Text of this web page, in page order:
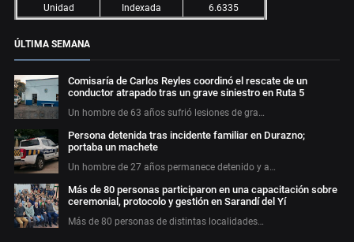
Unidad
Indexada 6.6335
ÚLTIMA SEMANA
Comisaría de Carlos Reyles coordinó el rescate de un
conductor atrapado tras un grave siniestro en Ruta 5
Un hombre de 63 años sufrió lesiones de gra…
Persona detenida tras incidente familiar en Durazno;
portaba un machete
Un hombre de 27 años permanece detenido y a…
Más de 80 personas participaron en una capacitación sobre
ceremonial, protocolo y gestión en Sarandí del Yí
Más de 80 personas de distintas localidades…